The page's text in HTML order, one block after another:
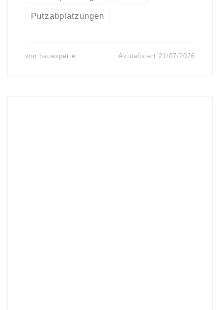
Putzabplatzungen
von bauexperte Aktualisiert 21/07/2026